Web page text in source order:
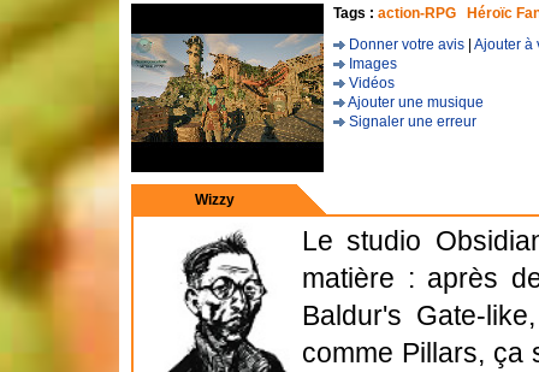
Tags : action-RPG
Héroïc
Donner votre avis Ajouter à
Images
Vidéos
Ajouter une musique
Signaler une erreur
Wizzy
Le studio
matière : après
Baldur's Gate-
comme Pillars, ça